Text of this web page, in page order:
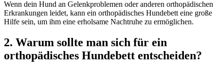
Wenn dein Hund an Gelenkproblemen oder anderen orthopädischen
Erkrankungen leidet, kann ein orthopädisches Hundebett eine große
Hilfe sein, um ihm eine erholsame Nachtruhe zu ermöglichen.
2. Warum sollte man sich für ein
orthopädisches Hundebett entscheiden?